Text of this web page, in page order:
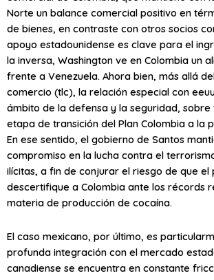
Norte un balance comercial positivo en
de bienes, en contraste con otros socios
apoyo estadounidense es clave para el
la inversa, Washington ve en Colombia un
frente a Venezuela. Ahora bien, más allá
comercio (tlc), la relación especial con
ámbito de la defensa y la seguridad,
etapa de transición del Plan Colombia a la
En ese sentido, el gobierno de Santos
compromiso en la lucha contra el
ilícitas, a fin de conjurar el riesgo de que el
descertifique a Colombia ante los récords
materia de producción de cocaína.
El caso mexicano, por último, es
profunda integración con el mercado
canadiense se encuentra en constante